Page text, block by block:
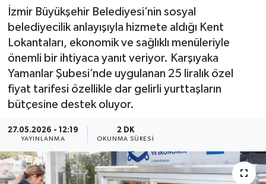
İzmir Büyükşehir Belediyesi’nin sosyal
belediyecilik anlayışıyla hizmete aldığı Kent
Lokantaları, ekonomik ve sağlıklı menüleriyle
önemli bir ihtiyaca yanıt veriyor. Karşıyaka
Yamanlar Şubesi’nde uygulanan 25 liralık özel
fiyat tarifesi özellikle dar gelirli yurttaşların
bütçesine destek oluyor.
27.05.2026 - 12:19
YAYINLANMA
2 DK
OKUNMA SÜRESI
Ekonomi
Sağlık
Magazin
Resmi Reklam
Röportajlar
Son Dakika Haberleri
Haber Arşivi